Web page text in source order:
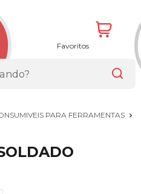
Favoritos
PARA FERRAMENTAS